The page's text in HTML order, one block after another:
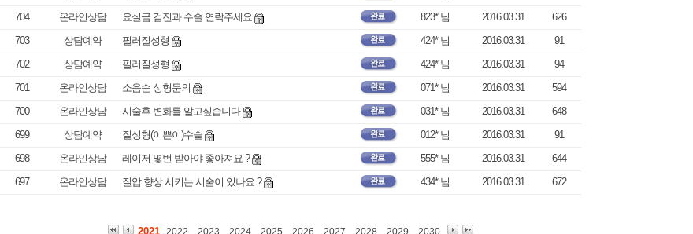
704
온라인상담 요실금 검진과 수술 연락주세요 823* 님 2016.03.31
626
703
상담예약 필러질성형 424* 님 2016.03.31
91
702
상담예약 필러질성형 424* 님 2016.03.31
94
701
온라인상담 소음순 성형문의 071* 님 2016.03.31
594
700
온라인상담 시술후 변화를 알고싶습니다 031* 님 2016.03.31
648
699
상담예약 질성형(이쁜이)수술 012* 님 2016.03.31
91
698
온라인상담 레이저 몇번 받아야 좋아져요 ? 555* 님 2016.03.31
644
697
온라인상담 질압 향상 시키는 시술이 있나요 ? 434* 님 2016.03.31 672
2021 2022 2023 2024 2025 2026 2027 2028 2029 2030